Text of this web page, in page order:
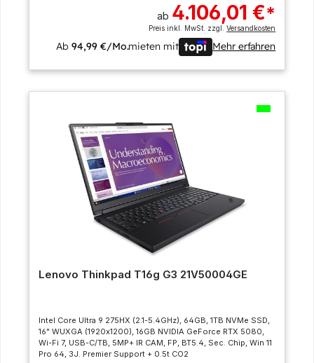
ab 4.106,01 €*
Preis inkl. MwSt. zzgl.Versandkosten
Ab94,99 €/Mo.mieten mit Mehr erfahren
Lenovo Thinkpad T16g G3 21V50004GE
Intel Core Ultra 9 275HX (2.1-5.4GHz), 64GB, 1TB NVMe SSD,
16" WUXGA (1920x1200), 16GB NVIDIA GeForce RTX 5080,
Wi-Fi 7, USB-C/TB, 5MP+ IR CAM, FP, BT5.4, Sec. Chip, Win 11
Pro 64, 3J. Premier Support + 0.5t CO2